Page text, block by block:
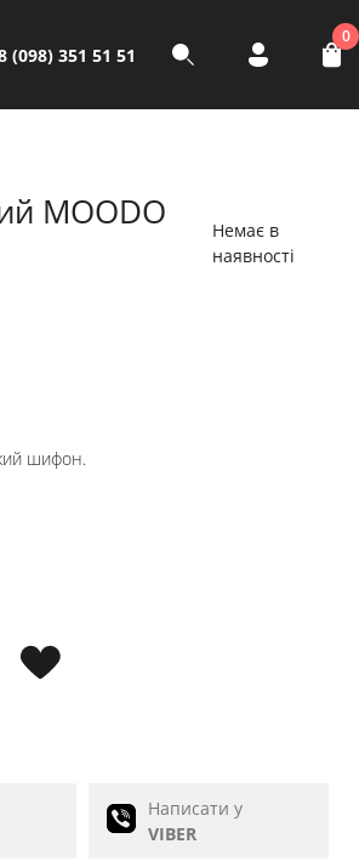
(098) 351 51 51
0
MOODO
Немає в
наявності
шифон.
Написати у
VIBER